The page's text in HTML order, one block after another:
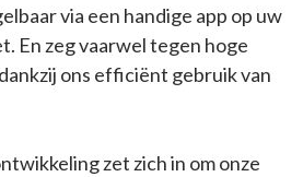
via een handige app op uw
En zeg vaarwel tegen hoge
ons efficiënt gebruik van
zet zich in om onze